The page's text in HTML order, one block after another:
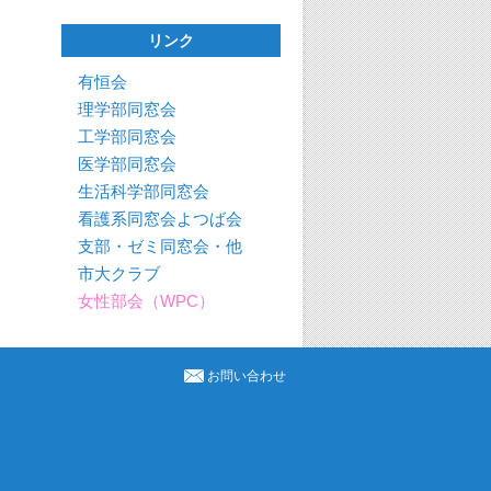
リンク
有恒会
理学部同窓会
工学部同窓会
医学部同窓会
生活科学部同窓会
看護系同窓会よつば会
支部・ゼミ同窓会・他
市大クラブ
女性部会（WPC）
お問い合わせ